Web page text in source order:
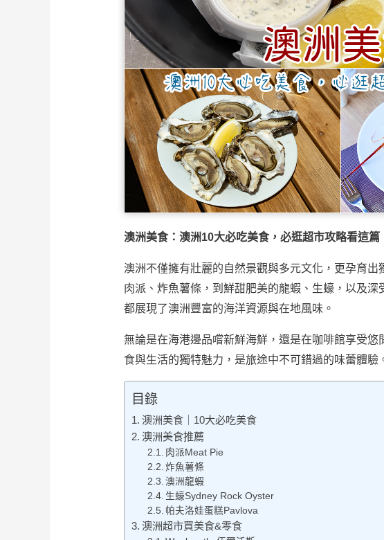
澳洲美食：澳洲10大必吃美食，必逛超市攻略看這篇
澳洲不僅擁有壯麗的自然景觀與多元文化，更孕育
肉派、炸魚薯條，到鮮甜肥美的龍蝦、生蠔，以及
都展現了澳洲豐富的海洋資源與在地風味。
無論是在海港邊品嚐新鮮海鮮，還是在咖啡館享受
食與生活的獨特魅力，是旅途中不可錯過的味蕾體驗
目錄
澳洲美食｜10大必吃美食
澳洲美食推薦
肉派Meat Pie
炸魚薯條
澳洲龍蝦
生蠔Sydney Rock Oyster
帕夫洛娃蛋糕Pavlova
澳洲超市買美食&零食